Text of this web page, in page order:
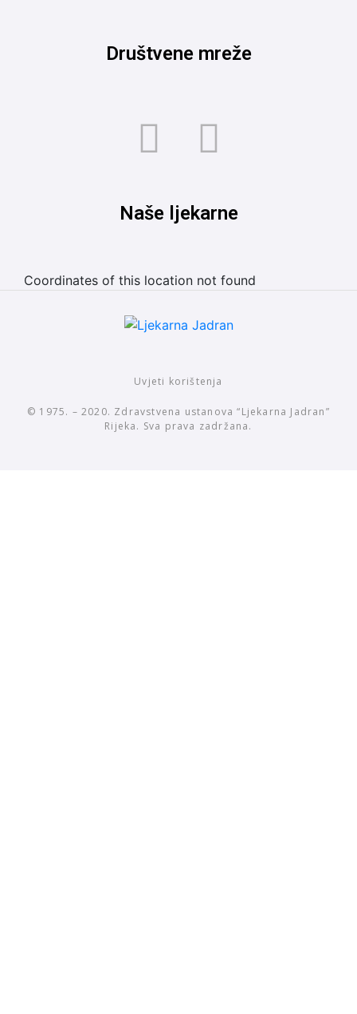
Društvene mreže
Naše ljekarne
Coordinates of this location not found
Uvjeti korištenja
© 1975. – 2020. Zdravstvena ustanova “Ljekarna Jadran”
Rijeka. Sva prava zadržana.